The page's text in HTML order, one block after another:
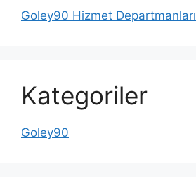
Goley90 Hizmet Departmanları
Kategoriler
Goley90